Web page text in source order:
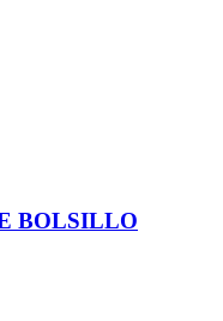
BOLSILLO